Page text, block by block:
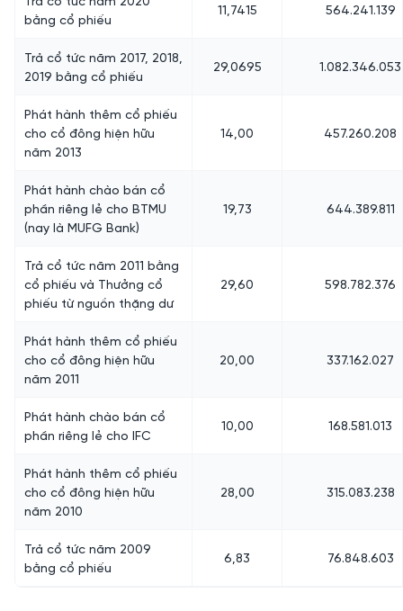
bằng cổ phiếu
11,7415 564.241.139
Trả cổ tức năm 2017, 2018,
2019 bằng cổ phiếu
29,0695 1.082.346.053
Phát hành thêm cổ phiếu
cho cổ đông hiện hữu
năm 2013
14,00 457.260.208
Phát hành chào bán cổ
phần riêng lẻ cho BTMU
(nay là MUFG Bank)
19,73 644.389.811
Trả cổ tức năm 2011 bằng
cổ phiếu và Thưởng cổ
phiếu từ nguồn thặng dư
29,60 598.782.376
Phát hành thêm cổ phiếu
cho cổ đông hiện hữu
năm 2011
20,00 337.162.027
Phát hành chào bán cổ
phần riêng lẻ cho IFC
10,00 168.581.013
Phát hành thêm cổ phiếu
cho cổ đông hiện hữu
năm 2010
28,00 315.083.238
Trả cổ tức năm 2009
bằng cổ phiếu
6,83 76.848.603